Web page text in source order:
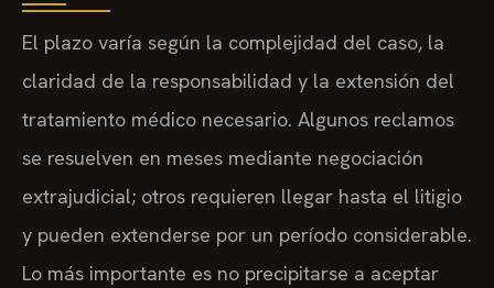
El plazo varía según la complejidad del caso, la
claridad de la responsabilidad y la extensión del
tratamiento médico necesario. Algunos reclamos
se resuelven en meses mediante negociación
extrajudicial; otros requieren llegar hasta el litigio
y pueden extenderse por un período considerable.
Lo más importante es no precipitarse a aceptar